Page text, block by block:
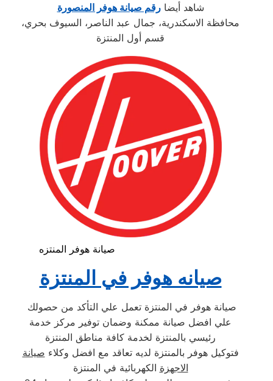
شاهد أيضارقم صيانة هوفر المنصورة
محافظة الاسكندرية، جمال عبد الناصر، السيوف بحري،
قسم أول المنتزة
صيانة هوفر المنتزه
صيانه هوفر في المنتزة
علي افضل صيانة ممكنة وضمان توفير مركز خدمة
رئيسي بالمنتزة لخدمة كافة مناطق المنتزة
فتوكيل هوفر بالمنتزة لديه تعاقد مع افضل وكلاء صيانة
الاجهزة الكهربائية في المنتزة